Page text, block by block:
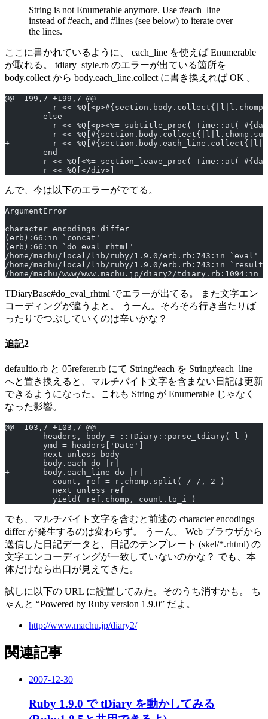
String is not Enumerable anymore. Use #each_line
instead of #each, and #lines (see below) to iterate over
the lines.
ここに書かれているように、 each_line を使えば Enumerable
が取れる。 tdiary_style.rb のエラーが出ている箇所を
body.collect から body.each_line.collect に書き換えれば OK 。
@@ -199,7 +199,7 @@
r <<
        else
r << %Q[<p><%= subtitle_proc( Time::at(
-         r <<
+         r <<
        end
r << %Q[<%= section_leave_proc( Time::at(
        r << %Q[</div>]
んで、今は以下のエラーがでてる。
ArgumentError
character encodings differ
(erb):66:in `concat'
(erb):66:in `do_eval_rhtml'
/home/machu/local/lib/ruby/1.9.0/erb.rb:743:in `eval'
/home/machu/local/lib/ruby/1.9.0/erb.rb:743:in `result'
/home/machu/www/www.machu.jp/diary2/tdiary.rb:1094:in
TDiaryBase#do_eval_rhtml でエラーが出てる。 また文字エン
コーディングが違うよと。 うーん。そろそろ行き当たりば
ったりでつぶしていくのは辛いかな？
追記2
defaultio.rb と 05referer.rb にて String#each を String#each_line
へと置き換えると、マルチバイト文字を含まない日記は更新
できるようになった。これも String が Enumerable じゃなく
なった影響。
@@ -103,7 +103,7 @@
        headers, body = ::TDiary::parse_tdiary( l )
        ymd = headers['Date']
        next unless body
-       body.each do |r|
+       body.each_line do |r|
          count, ref = r.chomp.split( / /, 2 )
          next unless ref
          yield( ref.chomp, count.to_i )
でも、マルチバイト文字を含むと前述の character encodings
differ が発生するのは変わらず。 うーん。 Web ブラウザから
送信した日記データと、日記のテンプレート (skel/*.rhtml) の
文字エンコーディングが一致していないのかな？ でも、本
体だけなら出口が見えてきた。
試しに以下の URL に設置してみた。そのうち消すかも。 ち
ゃんと “Powered by Ruby version 1.9.0” だよ。
http://www.machu.jp/diary2/
関連記事
2007-12-30
Ruby 1.9.0 で tDiary を動かしてみる